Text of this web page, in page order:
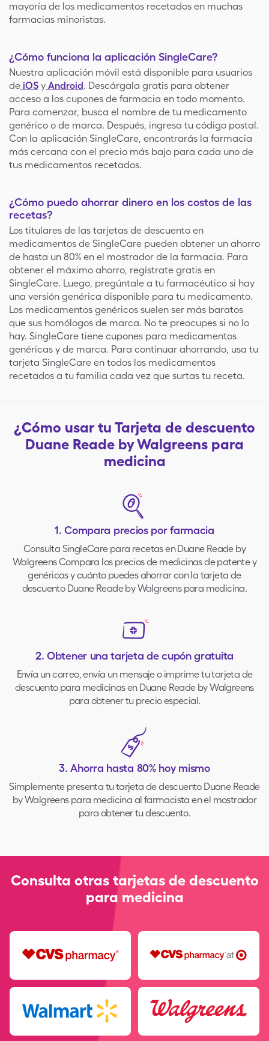
mayoría de los medicamentos recetados en muchas
farmacias minoristas.
¿Cómo funciona la aplicación SingleCare?
Nuestra aplicación móvil está disponible para usuarios
de iOS y Android. Descárgala gratis para obtener
acceso a los cupones de farmacia en todo momento.
Para comenzar, busca el nombre de tu medicamento
genérico o de marca. Después, ingresa tu código postal.
Con la aplicación SingleCare, encontrarás la farmacia
más cercana con el precio más bajo para cada uno de
tus medicamentos recetados.
¿Cómo puedo ahorrar dinero en los costos de las
recetas?
Los titulares de las tarjetas de descuento en
medicamentos de SingleCare pueden obtener un ahorro
de hasta un 80% en el mostrador de la farmacia. Para
obtener el máximo ahorro, regístrate gratis en
SingleCare. Luego, pregúntale a tu farmacéutico si hay
una versión genérica disponible para tu medicamento.
Los medicamentos genéricos suelen ser más baratos
que sus homólogos de marca. No te preocupes si no lo
hay. SingleCare tiene cupones para medicamentos
genéricas y de marca. Para continuar ahorrando, usa tu
tarjeta SingleCare en todos los medicamentos
recetados a tu familia cada vez que surtas tu receta.
¿Cómo usar tu Tarjeta de descuento
Duane Reade by Walgreens para
medicina
1.Compara precios por farmacia
Consulta SingleCare para recetas en Duane Reade by
Walgreens Compara los precios de medicinas de patente y
genéricas y cuánto puedes ahorrar con la tarjeta de
descuento Duane Reade by Walgreens para medicina.
2.Obtener una tarjeta de cupón gratuita
Envía un correo, envía un mensaje o imprime tu tarjeta de
descuento para medicinas en Duane Reade by Walgreens
para obtener tu precio especial.
3.Ahorra hasta 80% hoy mismo
Simplemente presenta tu tarjeta de descuento Duane Reade
by Walgreens para medicina al farmacista en el mostrador
para obtener tu descuento.
Consulta otras tarjetas de descuento
para medicina